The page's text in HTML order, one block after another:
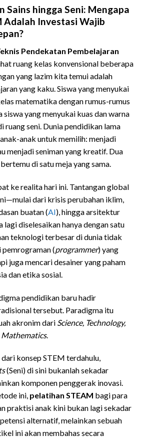
Sains hingga Seni: Mengapa
Adalah Investasi Wajib
Pendekatan Pembelajaran
ruang kelas konvensional beberapa
yang lazim kita temui adalah
yang kaku. Siswa yang menyukai
matematika dengan rumus-rumus
yang menyukai kuas dan warna
ruang seni. Dunia pendidikan lama
anak untuk memilih: menjadi
menjadi seniman yang kreatif. Dua
di satu meja yang sama.
ke realita hari ini. Tantangan global
dari krisis perubahan iklim,
buatan (AI), hingga arsitektur
diselesaikan hanya dengan satu
teknologi terbesar di dunia tidak
pemrograman (programmer) yang
juga mencari desainer yang paham
dan etika sosial.
pendidikan baru hadir
tersebut. Paradigma itu
akronim dari Science, Technology,
Mathematics.
konsep STEM terdahulu,
(Seni) di sini bukanlah sekadar
komponen penggerak inovasi.
ini, pelatihan STEAM bagi para
praktisi anak kini bukan lagi sekadar
alternatif, melainkan sebuah
ini akan membahas secara